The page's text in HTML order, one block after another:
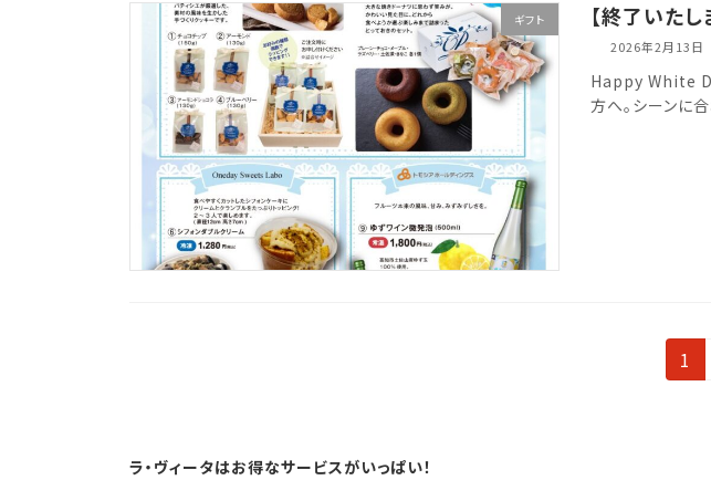
ギフト 【終了いた
2026年2月13日
Happy White
方へ。シーンに
ペ
固
定
1
ラ・ヴィータはお得なサービスがいっぱい！